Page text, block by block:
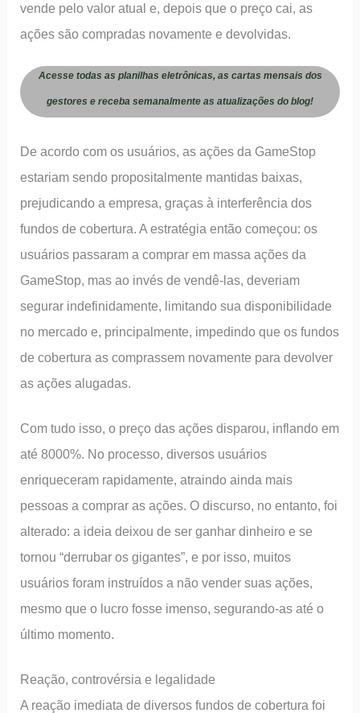
vende pelo valor atual e, depois que o preço cai, as
ações são compradas novamente e devolvidas.
Acesse todas as planilhas eletrônicas, as cartas mensais dos
gestores e receba semanalmente as atualizações do blog!
De acordo com os usuários, as ações da GameStop
estariam sendo propositalmente mantidas baixas,
prejudicando a empresa, graças à interferência dos
fundos de cobertura. A estratégia então começou: os
usuários passaram a comprar em massa ações da
GameStop, mas ao invés de vendê-las, deveriam
segurar indefinidamente, limitando sua disponibilidade
no mercado e, principalmente, impedindo que os fundos
de cobertura as comprassem novamente para devolver
as ações alugadas.
Com tudo isso, o preço das ações disparou, inflando em
até 8000%. No processo, diversos usuários
enriqueceram rapidamente, atraindo ainda mais
pessoas a comprar as ações. O discurso, no entanto, foi
alterado: a ideia deixou de ser ganhar dinheiro e se
tornou “derrubar os gigantes”, e por isso, muitos
usuários foram instruídos a não vender suas ações,
mesmo que o lucro fosse imenso, segurando-as até o
último momento.
Reação, controvérsia e legalidade
A reação imediata de diversos fundos de cobertura foi